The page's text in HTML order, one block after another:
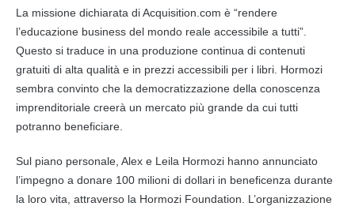
La missione dichiarata di Acquisition.com è “rendere
l’educazione business del mondo reale accessibile a tutti”.
Questo si traduce in una produzione continua di contenuti
gratuiti di alta qualità e in prezzi accessibili per i libri. Hormozi
sembra convinto che la democratizzazione della conoscenza
imprenditoriale creerà un mercato più grande da cui tutti
potranno beneficiare.
Sul piano personale, Alex e Leila Hormozi hanno annunciato
l’impegno a donare 100 milioni di dollari in beneficenza durante
la loro vita, attraverso la Hormozi Foundation. L’organizzazione